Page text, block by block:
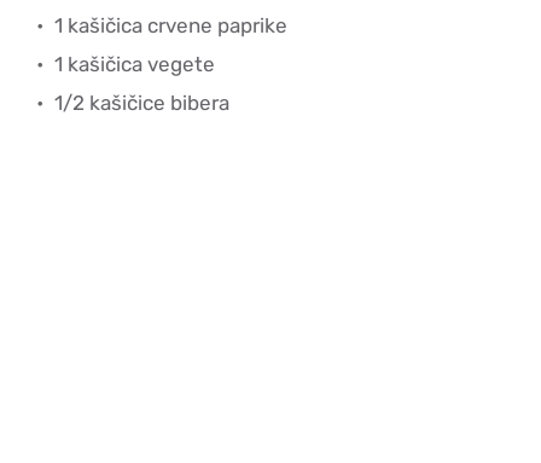
1 kašičica crvene paprike
1 kašičica vegete
1/2 kašičice bibera